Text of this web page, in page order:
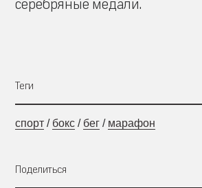
серебряные медали.
Теги
спорт / бокс / бег / марафон
Поделиться